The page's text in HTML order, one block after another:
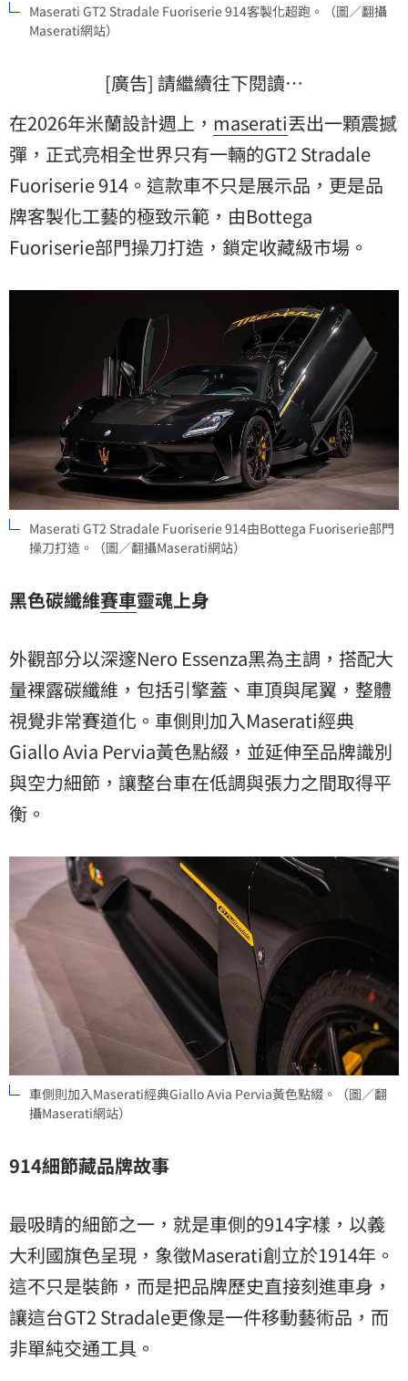
Maserati GT2 Stradale Fuoriserie 914客製化超跑。（圖／翻攝
Maserati網站）
[廣告] 請繼續往下閱讀…
在2026年米蘭設計週上， maserati丟出一顆震撼
彈，正式亮相全世界只有一輛的GT2 Stradale
Fuoriserie 914。這款車不只是展示品，更是品
牌客製化工藝的極致示範，由Bottega
Fuoriserie部門操刀打造，鎖定收藏級市場。
Maserati GT2 Stradale Fuoriserie 914由Bottega Fuoriserie部門
操刀打造。（圖／翻攝Maserati網站）
黑色碳纖維賽車靈魂上身
外觀部分以深邃Nero Essenza黑為主調，搭配大
量裸露碳纖維，包括引擎蓋、車頂與尾翼，整體
視覺非常賽道化。車側則加入Maserati經典
Giallo Avia Pervia黃色點綴，並延伸至品牌識別
與空力細節，讓整台車在低調與張力之間取得平
衡。
車側則加入Maserati經典Giallo Avia Pervia黃色點綴。（圖／翻
攝Maserati網站）
914細節藏品牌故事
最吸睛的細節之一，就是車側的914字樣，以義
大利國旗色呈現，象徵Maserati創立於1914年。
這不只是裝飾，而是把品牌歷史直接刻進車身，
讓這台GT2 Stradale更像是一件移動藝術品，而
非單純交通工具。